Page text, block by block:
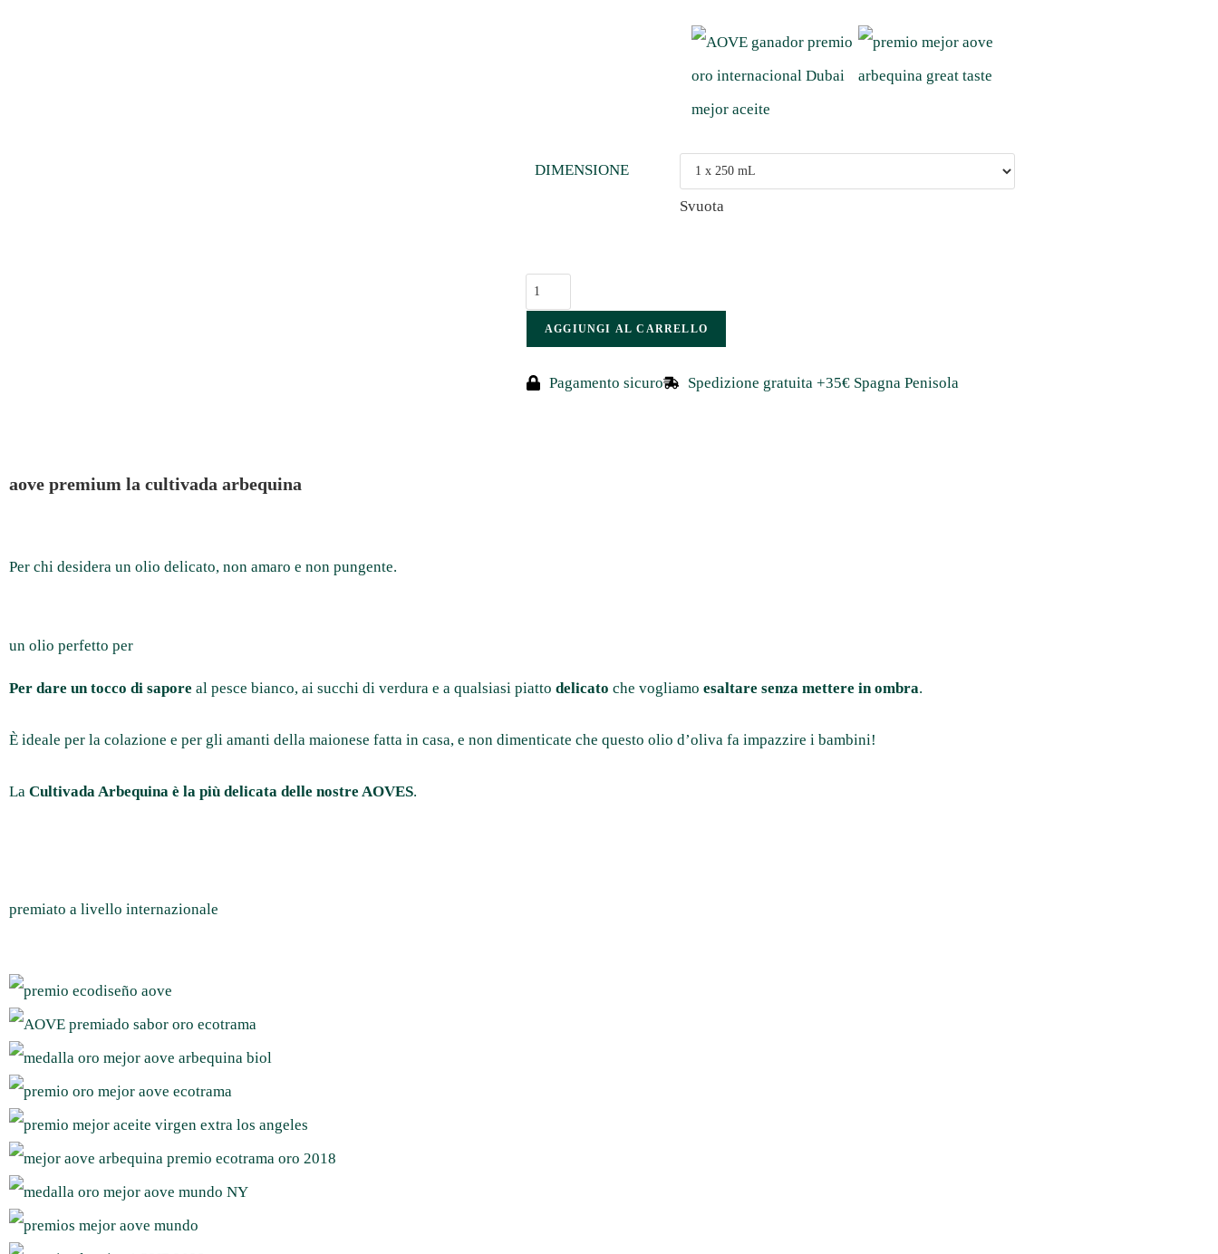
DIMENSIONE
Svuota
AGGIUNGI AL CARRELLO
Pagamento sicuro Spedizione gratuita +35€ Spagna Penisola
aove premium la cultivada arbequina
Per chi desidera un olio delicato, non amaro e non pungente.
un olio perfetto per
Per dare un tocco di sapore al pesce bianco, ai succhi di verdura e a qualsiasi piatto delicato che vogliamo esaltare senza mettere in ombra.
È ideale per la colazione e per gli amanti della maionese fatta in casa, e non dimenticate che questo olio d’oliva fa impazzire i bambini!
La Cultivada Arbequina è la più delicata delle nostre AOVES.
premiato a livello internazionale